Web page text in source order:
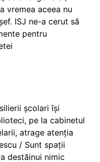
vremea aceea nu
ISJ ne-a cerut să
pentru
școlari își
pe la cabinetul
atrage atenția
/ Sunt spații
destăinui nimic